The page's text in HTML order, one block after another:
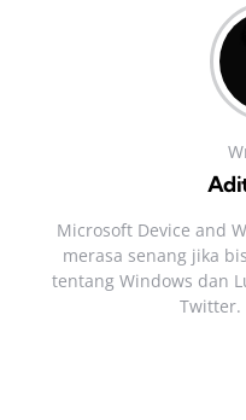
Microsoft Device and
merasa senang jika
tentang Windows dan
Twitter.